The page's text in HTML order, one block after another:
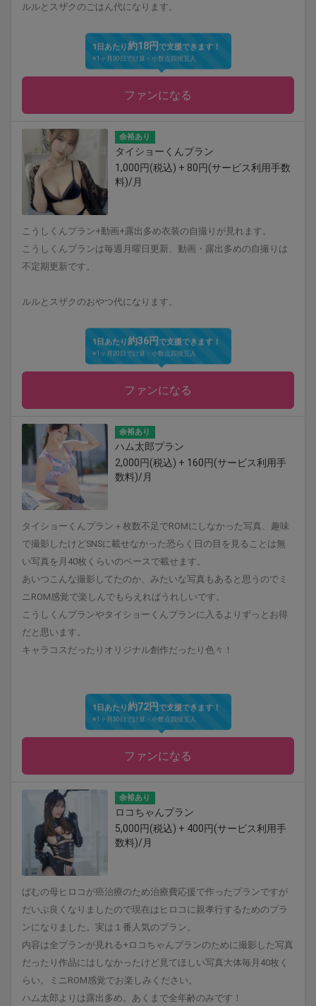
ルルとスザクのごはん代になります。
1日あたり約18円で支援できます！
※1ヶ月30日で計算・小数点四捨五入
ファンになる
余裕あり
タイショーくんプラン
1,000円(税込) + 80円(サービス利用手数
料)/月
こうしくんプラン+動画+露出多め衣装の自撮りが見れます。
こうしくんプランは毎週月曜日更新、動画・露出多めの自撮りは
不定期更新です。
ルルとスザクのおやつ代になります。
1日あたり約36円で支援できます！
※1ヶ月30日で計算・小数点四捨五入
ファンになる
余裕あり
ハム太郎プラン
2,000円(税込) + 160円(サービス利用手
数料)/月
タイショーくんプラン＋枚数不足でROMにしなかった写真、趣味
で撮影したけどSNSに載せなかった恐らく日の目を見ることは無
い写真を月40枚くらいのペースで載せます。
あいつこんな撮影してたのか、みたいな写真もあると思うのでミ
ニROM感覚で楽しんでもらえればうれしいです。
こうしくんプランやタイショーくんプランに入るよりずっとお得
だと思います。
キャラコスだったりオリジナル創作だったり色々！
1日あたり約72円で支援できます！
※1ヶ月30日で計算・小数点四捨五入
ファンになる
余裕あり
ロコちゃんプラン
5,000円(税込) + 400円(サービス利用手
数料)/月
ばむの母ヒロコが癌治療のため治療費応援で作ったプランですが
だいぶ良くなりましたので現在はヒロコに親孝行するためのプラ
ンになりました。実は１番人気のプラン。
内容は全プランが見れる+‪ロコちゃんプランのために撮影した写真
だったり作品にはしなかったけど見てほしい写真大体毎月40枚く
らい。ミニROM感覚でお楽しみください。
ハム太郎よりは露出多め。あくまで全年齢のみです！